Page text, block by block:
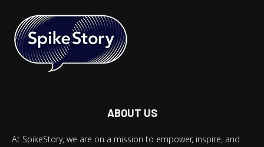
ABOUT US
At SpikeStory, we are on a mission to empower, inspire, and